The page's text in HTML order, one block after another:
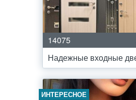
14075
Надежные входные
ИНТЕРЕСНОЕ